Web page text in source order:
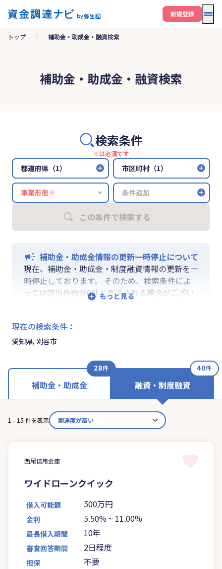
メ
新規登録
トップ 補助金・助成金・融資検索
補助金・助成金・融資検索
検索条件
※は必須です
都道府県（1） 市区町村（1）
条件追加
この条件で検索する
補助金・助成金情報の更新一時停止について
現在、補助金・助成金・制度融資情報の更新を一
時停止しております。 そのため、検索条件によ
っては該当件数が0件と表示される場合がござい
ます。 ご迷惑をおかけしますが、更新再開まで
なお、融資情報、ならびに「学ぶ」「作る」「相
談する」の各機能は通常通りご利用いただけま
現在の検索条件 ：
愛知県, 刈谷市
補助金・助成金
28件
融資・制度融資
40件
1 - 15 件を表示
西尾信用金庫
ワイドローンクイック
借入可能額 500万円
金利 5.50% ~ 11.00%
最長借入期間 10年
審査回答期間 2日程度
担保 不要